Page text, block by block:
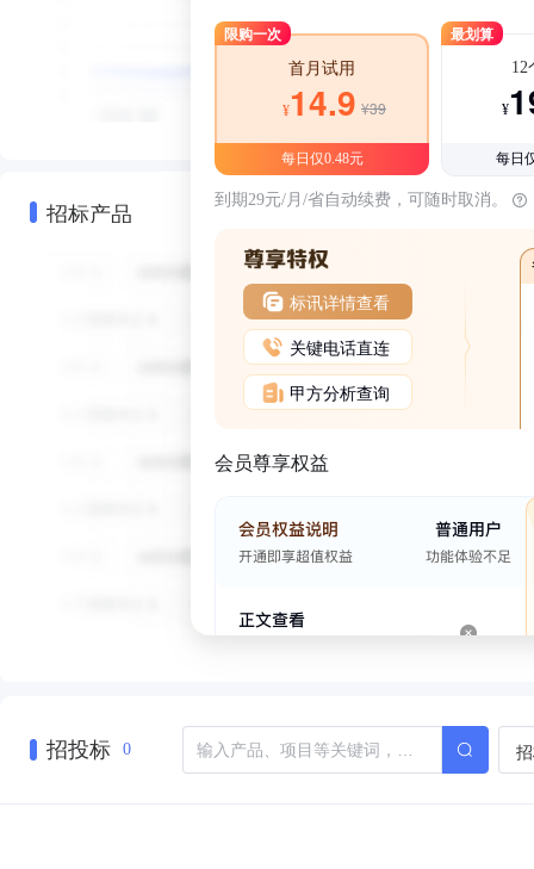
招标产品
限购一次
首月试用
¥14.9 ¥39
每日仅0.48元
最划算
12
¥
每日
到期29元/月/省自动续费，可随时取消。
标讯详情查看
关键电话直连
甲方分析查询
会员尊享权益
招投标 0